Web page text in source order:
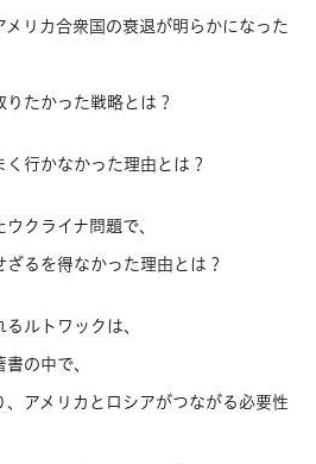
リカ合衆国の衰退が明らかになった
たかった戦略とは？
行かなかった理由とは？
クライナ問題で、
るを得なかった理由とは？
ルトワックは、
の中で、
アメリカとロシアがつながる必要性